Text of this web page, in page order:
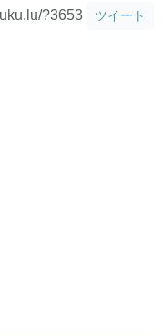
?3653 ツイート